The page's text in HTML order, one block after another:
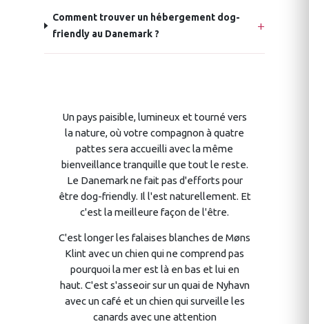
Comment trouver un hébergement dog-
friendly au Danemark ?
Un pays paisible, lumineux et tourné vers
la nature, où votre compagnon à quatre
pattes sera accueilli avec la même
bienveillance tranquille que tout le reste.
Le Danemark ne fait pas d'efforts pour
être dog-friendly. Il l'est naturellement. Et
c'est la meilleure façon de l'être.
C'est longer les falaises blanches de Møns
Klint avec un chien qui ne comprend pas
pourquoi la mer est là en bas et lui en
haut. C'est s'asseoir sur un quai de Nyhavn
avec un café et un chien qui surveille les
canards avec une attention